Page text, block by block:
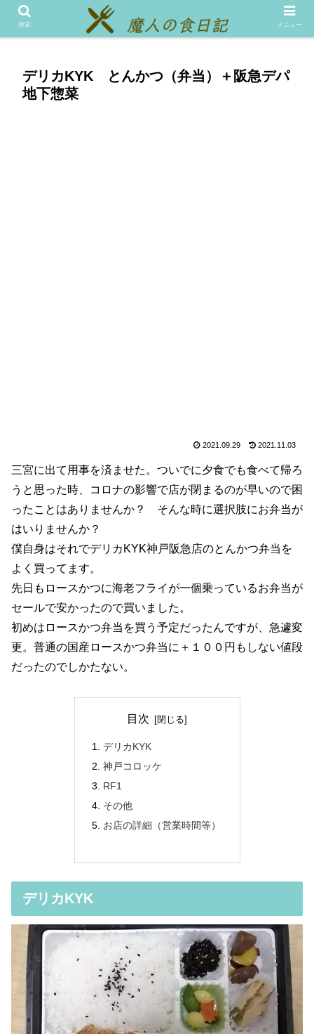
メニュー
デリカKYK とんかつ（弁当）＋阪急デパ
地下惣菜
2021.09.29 2021.11.03
三宮に出て用事を済ませた。ついでに夕食でも食べて帰ろ
うと思った時、コロナの影響で店が閉まるのが早いので困
ったことはありませんか？ そんな時に選択肢にお弁当が
はいりませんか？
僕自身はそれでデリカKYK神戸阪急店のとんかつ弁当を
よく買ってます。
先日もロースかつに海老フライが一個乗っているお弁当が
セールで安かったので買いました。
初めはロースかつ弁当を買う予定だったんですが、急遽変
更。普通の国産ロースかつ弁当に＋１００円もしない値段
だったのでしかたない。
目次
デリカKYK
神戸コロッケ
RF1
その他
お店の詳細（営業時間等）
デリカKYK
検索 メニュー